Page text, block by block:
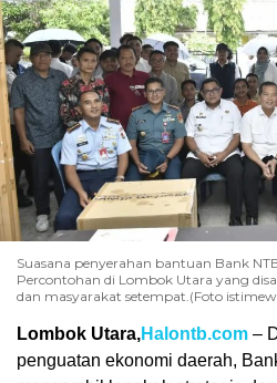
Suasana penyerahan bantuan Bank
Percontohan di Lombok Utara yang
dan masyarakat setempat.(Foto
Lombok Utara,Halontb.com –
penguatan ekonomi daerah,